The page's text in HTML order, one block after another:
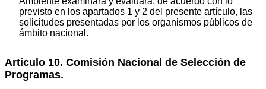
previsto en los apartados 1 y 2 del presente artículo, las
solicitudes presentadas por los organismos públicos de
ámbito nacional.
Artículo 10. Comisión Nacional de Selección de
Programas.